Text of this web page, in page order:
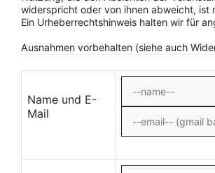
widerspricht oder von ihnen abweicht, ist
Ein Urheberrechtshinweis halten wir für
Ausnahmen vorbehalten (siehe auch
Name und E-
Mail